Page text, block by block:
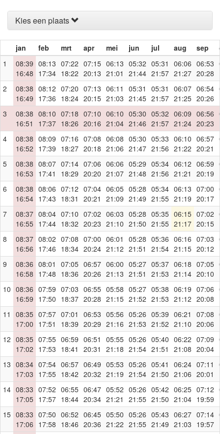
Kies een plaats
jan feb mrt apr mei jun jul aug sep
1
08:39
16:48
08:13
17:34
07:22
18:22
07:15
20:13
06:13
21:01
05:32
21:44
05:31
21:57
06:06
21:27
06:53
20:28
2
08:38
16:49
08:12
17:36
07:20
18:24
07:13
20:15
06:11
21:03
05:31
21:45
05:31
21:57
06:07
21:25
06:54
20:26
3
08:38
16:51
08:10
17:37
07:18
18:26
07:10
20:16
06:10
21:04
05:30
21:46
05:32
21:57
06:09
21:24
06:56
20:23
4
08:38
16:52
08:09
17:39
07:16
18:27
07:08
20:18
06:08
21:06
05:30
21:47
05:33
21:56
06:10
21:22
06:57
20:21
5
08:38
16:53
08:07
17:41
07:14
18:29
07:06
20:20
06:06
21:07
05:29
21:48
05:34
21:56
06:12
21:21
06:59
20:19
6
08:38
16:54
08:06
17:43
07:12
18:31
07:04
20:21
06:05
21:09
05:28
21:49
05:34
21:55
06:13
21:19
07:00
20:17
7
08:37
16:55
08:04
17:44
07:10
18:32
07:02
20:23
06:03
21:10
05:28
21:50
05:35
21:55
06:15
21:17
07:02
20:15
8
08:37
16:56
08:02
17:46
07:08
18:34
07:00
20:24
06:01
21:12
05:28
21:51
05:36
21:54
06:16
21:15
07:03
20:12
9
08:36
16:58
08:01
17:48
07:05
18:36
06:57
20:26
06:00
21:13
05:27
21:51
05:37
21:53
06:18
21:14
07:05
20:10
10 08:36
16:59
07:59
17:50
07:03
18:37
06:55
20:28
05:58
21:15
05:27
21:52
05:38
21:53
06:19
21:12
07:06
20:08
11
08:35
17:00
07:57
17:51
07:01
18:39
06:53
20:29
05:56
21:16
05:26
21:53
05:39
21:52
06:21
21:10
07:08
20:06
12 08:35
17:02
07:55
17:53
06:59
18:41
06:51
20:31
05:55
21:18
05:26
21:54
05:40
21:51
06:22
21:08
07:09
20:04
13 08:34
17:03
07:54
17:55
06:57
18:42
06:49
20:32
05:53
21:19
05:26
21:54
05:41
21:50
06:24
21:06
07:11
20:01
14 08:33
17:05
07:52
17:57
06:55
18:44
06:47
20:34
05:52
21:21
05:26
21:55
05:42
21:50
06:25
21:04
07:12
19:59
15 08:33
17:06
07:50
17:58
06:52
18:46
06:45
20:36
05:50
21:22
05:26
21:55
05:43
21:49
06:27
21:03
07:14
19:57